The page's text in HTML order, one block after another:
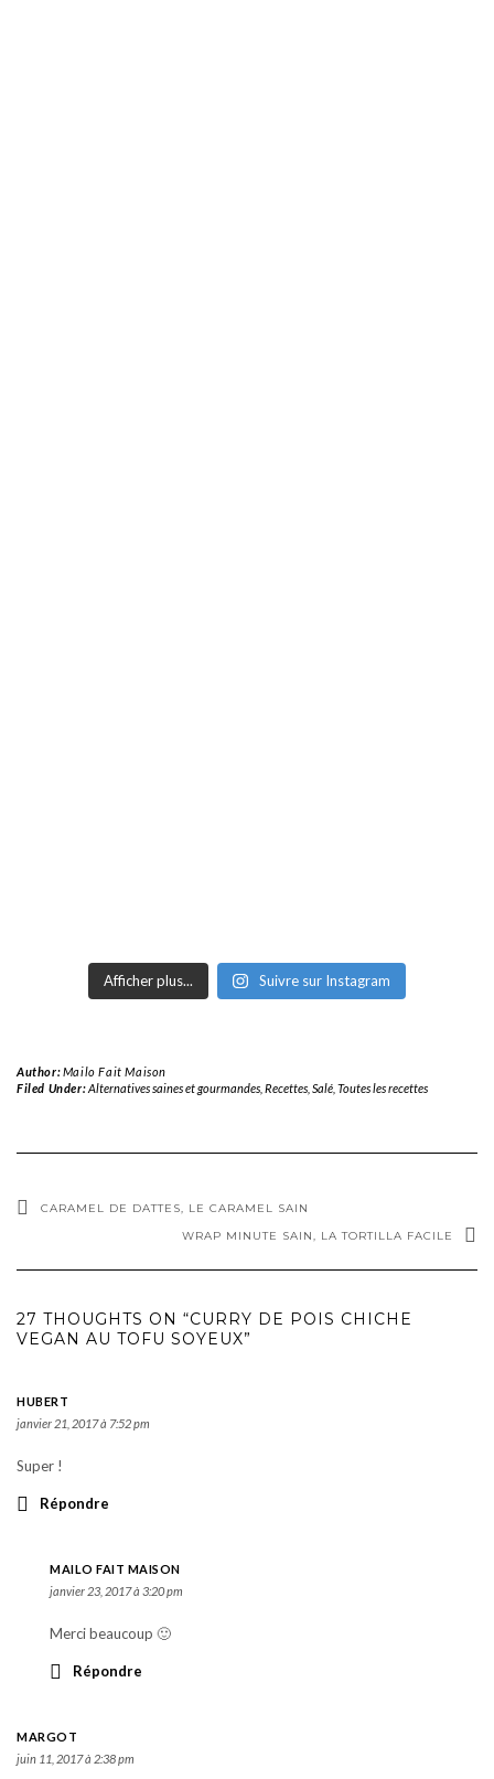
Afficher plus... Suivre sur Instagram
Author:Mailo Fait Maison
Filed Under:Alternatives saines et gourmandes, Recettes, Salé, Toutes les recettes
CARAMEL DE DATTES, LE CARAMEL SAIN
WRAP MINUTE SAIN, LA TORTILLA FACILE
27 THOUGHTS ON “CURRY DE POIS CHICHE
VEGAN AU TOFU SOYEUX”
HUBERT
janvier 21, 2017 à 7:52 pm
Super !
Répondre
MAILO FAIT MAISON
janvier 23, 2017 à 3:20 pm
Merci beaucoup 🙂
Répondre
MARGOT
juin 11, 2017 à 2:38 pm